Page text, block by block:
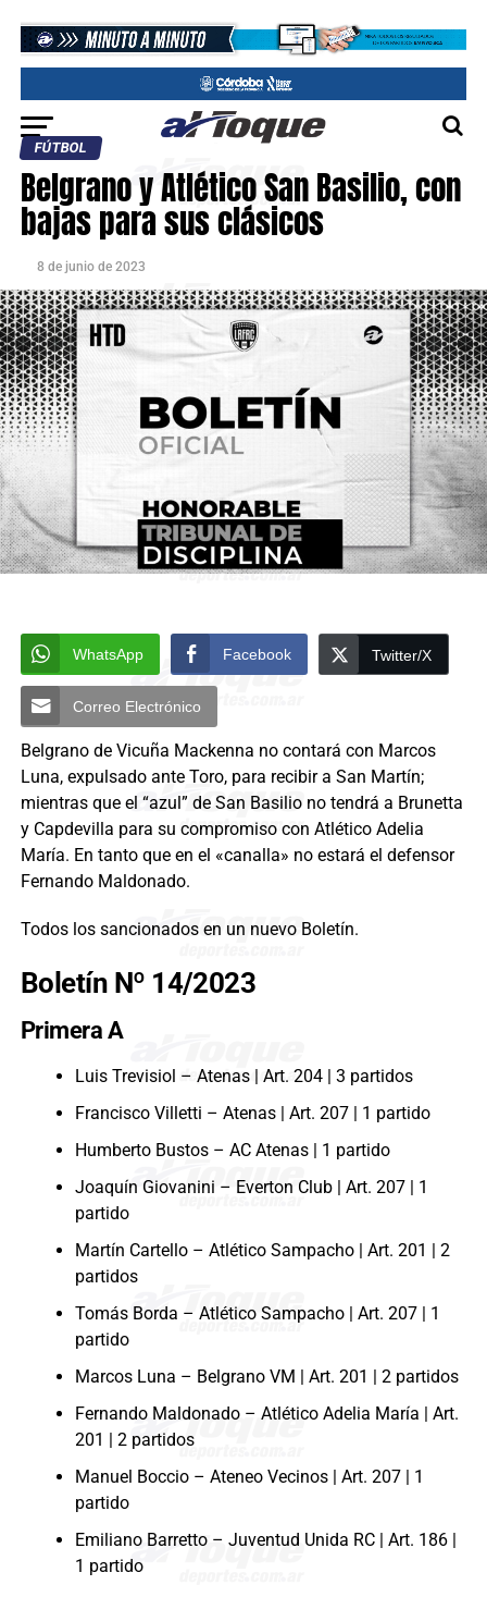
FÚTBOL
Belgrano y Atlético San Basilio, con
bajas para sus clásicos
8 de junio de 2023
WhatsApp Facebook Twitter/X
Correo Electrónico
Belgrano de Vicuña Mackenna no contará con Marcos
Luna, expulsado ante Toro, para recibir a San Martín;
mientras que el “azul” de San Basilio no tendrá a Brunetta
y Capdevilla para su compromiso con Atlético Adelia
María. En tanto que en el «canalla» no estará el defensor
Fernando Maldonado.
Todos los sancionados en un nuevo Boletín.
Boletín Nº 14/2023
Primera A
Luis Trevisiol – Atenas | Art. 204 | 3 partidos
Francisco Villetti – Atenas | Art. 207 | 1 partido
Humberto Bustos – AC Atenas | 1 partido
Joaquín Giovanini – Everton Club | Art. 207 | 1
partido
Martín Cartello – Atlético Sampacho | Art. 201 | 2
partidos
Tomás Borda – Atlético Sampacho | Art. 207 | 1
partido
Marcos Luna – Belgrano VM | Art. 201 | 2 partidos
Fernando Maldonado – Atlético Adelia María | Art.
201 | 2 partidos
Manuel Boccio – Ateneo Vecinos | Art. 207 | 1
partido
Emiliano Barretto – Juventud Unida RC | Art. 186 |
1 partido